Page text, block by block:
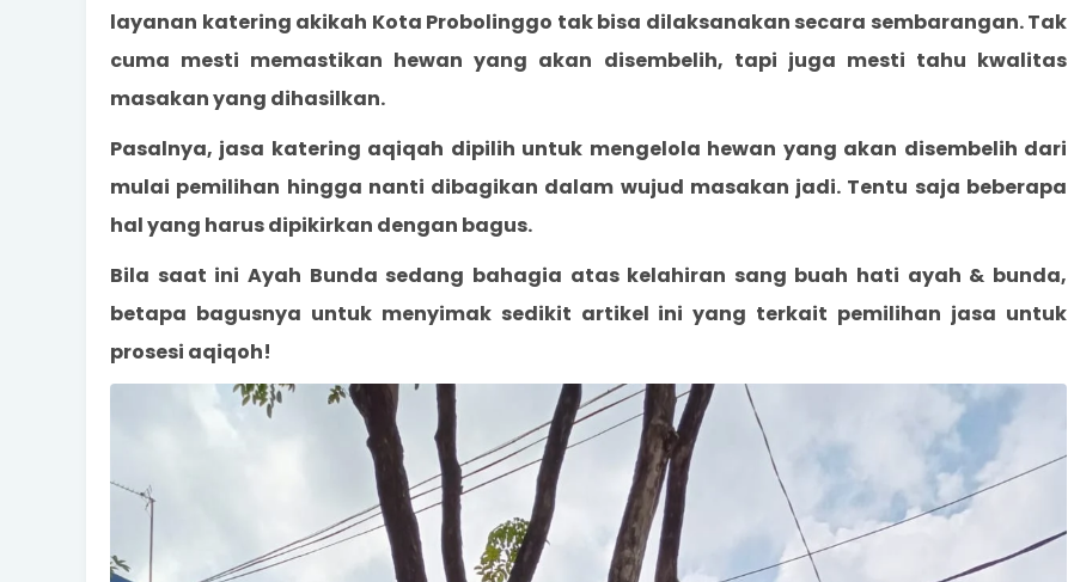
layanan katering akikah Kota Probolinggo tak bisa dilaksanakan secara sembarangan. Tak
cuma mesti memastikan hewan yang akan disembelih, tapi juga mesti tahu kwalitas
masakan yang dihasilkan.
Pasalnya, jasa katering aqiqah dipilih untuk mengelola hewan yang akan disembelih dari
mulai pemilihan hingga nanti dibagikan dalam wujud masakan jadi. Tentu saja beberapa
hal yang harus dipikirkan dengan bagus.
Bila saat ini Ayah Bunda sedang bahagia atas kelahiran sang buah hati ayah & bunda,
betapa bagusnya untuk menyimak sedikit artikel ini yang terkait pemilihan jasa untuk
prosesi aqiqoh!